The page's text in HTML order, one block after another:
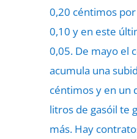
0,20 céntimos
0,10 y en este
0,05. De mayo el
acumula una
céntimos y en un
litros de gasóil te
más. Hay